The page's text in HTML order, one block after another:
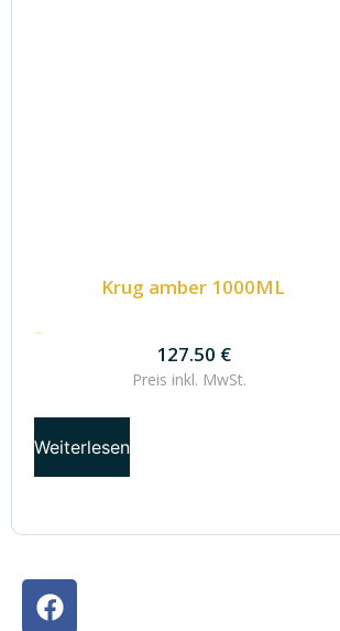
Krug amber 1000ML
127.50 €
127.50 €
Preis inkl. MwSt.
Weiterlesen